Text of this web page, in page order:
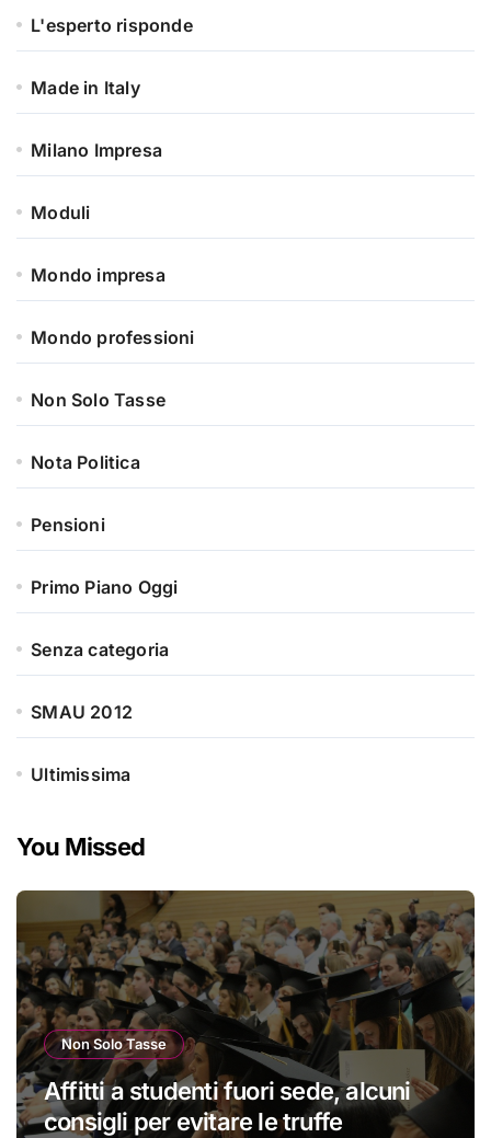
L'esperto risponde
Made in Italy
Milano Impresa
Moduli
Mondo impresa
Mondo professioni
Non Solo Tasse
Nota Politica
Pensioni
Primo Piano Oggi
Senza categoria
SMAU 2012
Ultimissima
You Missed
Non Solo Tasse
Affitti a studenti fuori sede, alcuni
consigli per evitare le truffe